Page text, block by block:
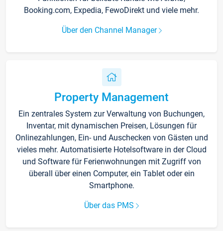
Booking.com, Expedia, FewoDirekt und viele mehr.
Über den Channel Manager
Property Management
Ein zentrales System zur Verwaltung von Buchungen,
Inventar, mit dynamischen Preisen, Lösungen für
Onlinezahlungen, Ein- und Auschecken von Gästen und
vieles mehr. Automatisierte Hotelsoftware in der Cloud
und Software für Ferienwohnungen mit Zugriff von
überall über einen Computer, ein Tablet oder ein
Smartphone.
Über das PMS